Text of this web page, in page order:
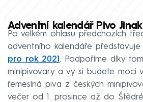
Adventní kalendář Pivo Jinak
Po velkém ohlasu předchozích
adventního kalendáře představuje
pro rok 2021. Podpoříme díky
minipivovary a vy si budete moci
řemeslná piva z českých
večer od 1. prosince až do